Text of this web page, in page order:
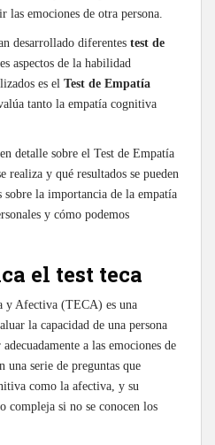
las emociones de otra persona.
desarrollado diferentes test de
aspectos de la habilidad
es el Test de Empatía
tanto la empatía cognitiva
detalle sobre el Test de Empatía
y qué resultados se pueden
sobre la importancia de la empatía
y cómo podemos
el test teca
y Afectiva (TECA) es una
la capacidad de una persona
a las emociones de
una serie de preguntas que
como la afectiva, y su
compleja si no se conocen los